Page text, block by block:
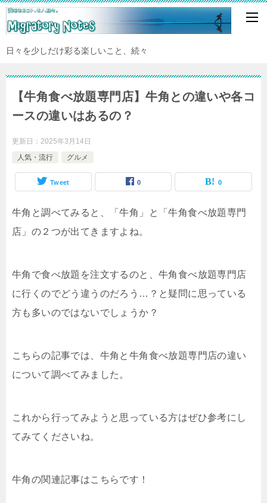
日々を少しだけ彩る楽しいこと、続々
【牛角食べ放題専門店】牛角との違いや各コ
ースの違いはあるの？
更新日： 2025年3月14日
人気・流行
グルメ
Tweet 0 0
牛角と調べてみると、「牛角」と「牛角食べ放題専門
店」の２つが出てきますよね。
牛角で食べ放題を注文するのと、牛角食べ放題専門店
に行くのでどう違うのだろう…？と疑問に思っている
方も多いのではないでしょうか？
こちらの記事では、牛角と牛角食べ放題専門店の違い
について調べてみました。
これから行ってみようと思っている方はぜひ参考にし
てみてくださいね。
牛角の関連記事はこちらです！